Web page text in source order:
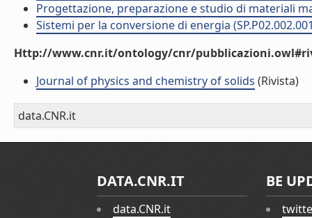
Progettazione, preparazione e studio di materiali
Sistemi per la conversione di energia
Http://www.cnr.it/ontology/cnr/
Journal of physics and chemistry of solids (Rivista)
data.CNR.it
DATA.CNR.IT
data.CNR.it
BE